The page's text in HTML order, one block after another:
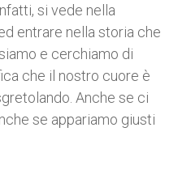
si vede nella
entrare nella storia che
e cerchiamo di
che il nostro cuore è
Anche se ci
se appariamo giusti